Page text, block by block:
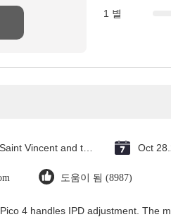
1 별
Oct
도움이 됨 (8987)
4 handles IPD adjustment. The